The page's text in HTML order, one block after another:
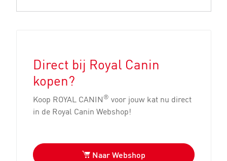
Direct bij Royal Canin
kopen?
Koop ROYAL CANIN® voor jouw kat nu direct
in de Royal Canin Webshop!
Naar Webshop